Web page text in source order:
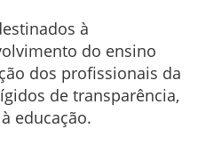
à
do ensino
dos profissionais da
de transparência,
educação.